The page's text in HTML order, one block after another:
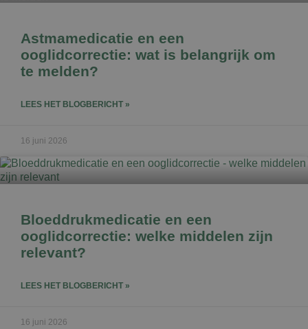
Astmamedicatie en een
ooglidcorrectie: wat is belangrijk om
te melden?
LEES HET BLOGBERICHT »
16 juni 2026
Bloeddrukmedicatie en een
ooglidcorrectie: welke middelen zijn
relevant?
LEES HET BLOGBERICHT »
16 juni 2026